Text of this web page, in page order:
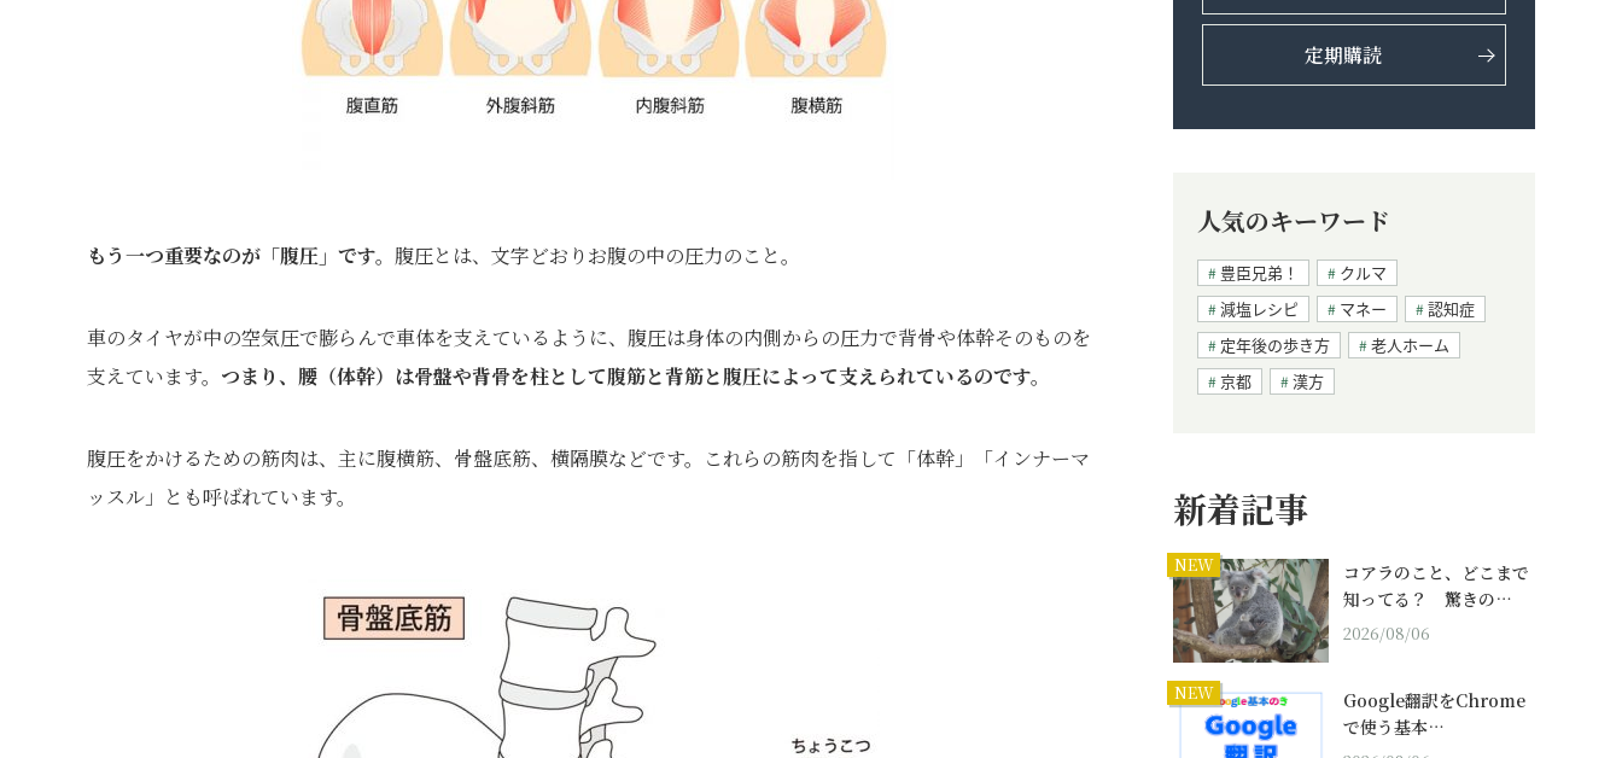
もう一つ重要なのが「腹圧」です。 腹圧とは、文字どおりお腹の中の圧力のこと。
車のタイヤが中の空気圧で膨らんで車体を支えているように、腹圧は身体の内側からの圧力で背骨や体幹そのものを
支えています。 つまり、腰（体幹）は骨盤や背骨を柱として腹筋と背筋と腹圧によって支えられているのです。
腹圧をかけるための筋肉は、主に腹横筋、骨盤底筋、横隔膜などです。これらの筋肉を指して「体幹」「インナーマ
ッスル」とも呼ばれています。
定期購読
人気のキーワード
豊臣兄弟！
クルマ
減塩レシピ
マネー
認知症
定年後の歩き方
老人ホーム
京都
漢方
新着記事
NEW
コアラのこと、どこまで
知ってる？ 驚きの…
2026/08/06
NEW
Google翻訳をChrome
で使う基本…